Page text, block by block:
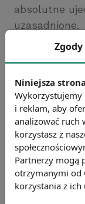
absolutne
uzasadnione.
Zgody
Niniejsza
Wykorzystujemy
i reklam, aby
analizować ruch
korzystasz z
Partnerzy mogą
otrzymanymi od
korzystania z ich